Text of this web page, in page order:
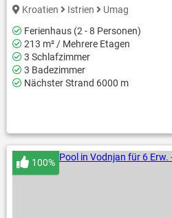
Kroatien Istrien
Umag
Ferienhaus (2 - 8 Personen)
213 m² / Mehrere Etagen
3 Schlafzimmer
3 Badezimmer
Nächster Strand 6000 m
100%